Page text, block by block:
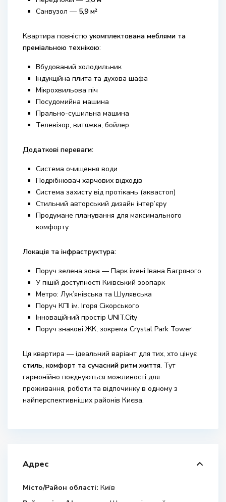
Санвузол — 5,9 м²
Квартира повністю укомплектована меблями та
преміальною технікою:
Вбудований холодильник
Індукційна плита та духова шафа
Мікрохвильова піч
Посудомийна машина
Прально-сушильна машина
Телевізор, витяжка, бойлер
Додаткові переваги:
Система очищення води
Подрібнювач харчових відходів
Система захисту від протікань (аквастоп)
Стильний авторський дизайн інтер’єру
Продумане планування для максимального
комфорту
Локація та інфраструктура:
Поруч зелена зона — Парк імені Івана Багряного
У пішій доступності Київський зоопарк
Метро: Лук’янівська та Шулявська
Поруч КПІ ім. Ігоря Сікорського
Інноваційний простір UNIT.City
Поруч знакові ЖК, зокрема Crystal Park Tower
Ця квартира — ідеальний варіант для тих, хто цінує
стиль, комфорт та сучасний ритм життя. Тут
гармонійно поєднуються можливості для
проживання, роботи та відпочинку в одному з
найперспективніших районів Києва.
Адрес
Місто/Район області: Київ